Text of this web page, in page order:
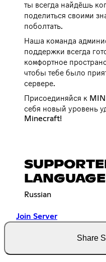
ты всегда найдёшь
поделиться своими
поболтать.
Наша команда
поддержки всегда
комфортное
чтобы тебе было
сервере.
Присоединяйся к
себя новый уровень
Minecraft!
Russian
Join Server
Share